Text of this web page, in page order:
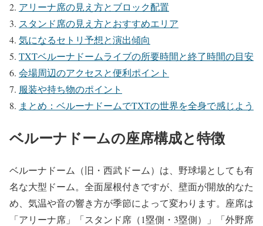
アリーナ席の見え方とブロック配置
スタンド席の見え方とおすすめエリア
気になるセトリ予想と演出傾向
TXTベルーナドームライブの所要時間と終了時間の目安
会場周辺のアクセスと便利ポイント
服装や持ち物のポイント
まとめ：ベルーナドームでTXTの世界を全身で感じよう
ベルーナドームの座席構成と特徴
ベルーナドーム（旧・西武ドーム）は、野球場としても有
名な大型ドーム。全面屋根付きですが、壁面が開放的なた
め、気温や音の響き方が季節によって変わります。座席は
「アリーナ席」「スタンド席（1塁側・3塁側）」「外野席